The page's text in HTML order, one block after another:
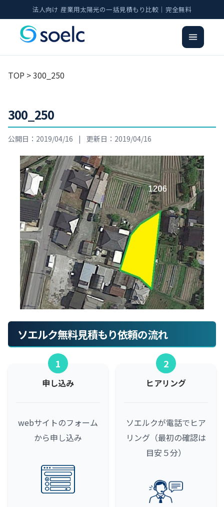
法人向け 産業用太陽光の一括見積もり比較｜完全無料
TOP > 300_250
300_250
公開日：2019/04/16 | 更新日：2019/04/16
ソエルク無料見積もり依頼の流れ
1
申し込み
webサイトのフォーム
から申し込み
2
ヒアリング
ソエルクが電話でヒア
リング（最初の確認は
目安５分）